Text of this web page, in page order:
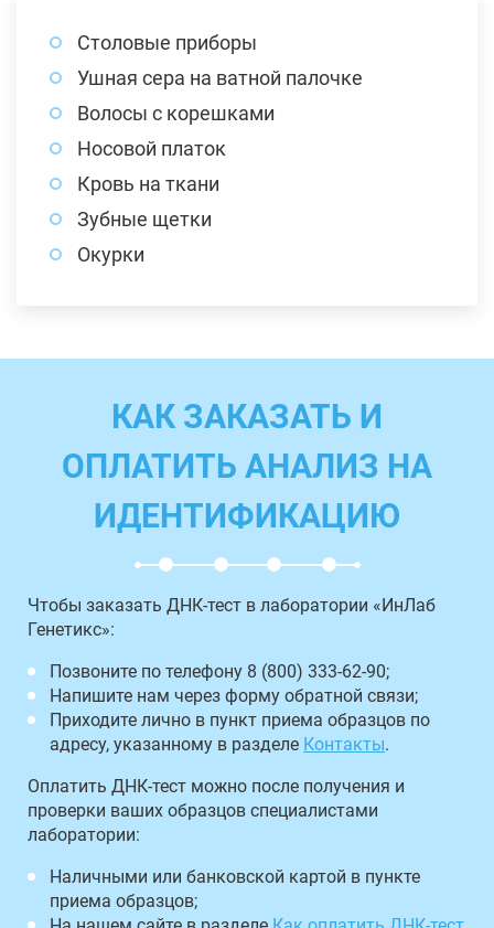
Столовые приборы
Ушная сера на ватной палочке
Волосы с корешками
Носовой платок
Кровь на ткани
Зубные щетки
Окурки
КАК ЗАКАЗАТЬ И
ОПЛАТИТЬ АНАЛИЗ НА
ИДЕНТИФИКАЦИЮ
Чтобы заказать ДНК-тест в лаборатории «ИнЛаб
Генетикс»:
Позвоните по телефону 8 (800) 333-62-90;
Напишите нам через форму обратной связи;
Приходите лично в пункт приема образцов по
адресу, указанному в разделе Контакты.
Оплатить ДНК-тест можно после получения и
проверки ваших образцов специалистами
лаборатории:
Наличными или банковской картой в пункте
приема образцов;